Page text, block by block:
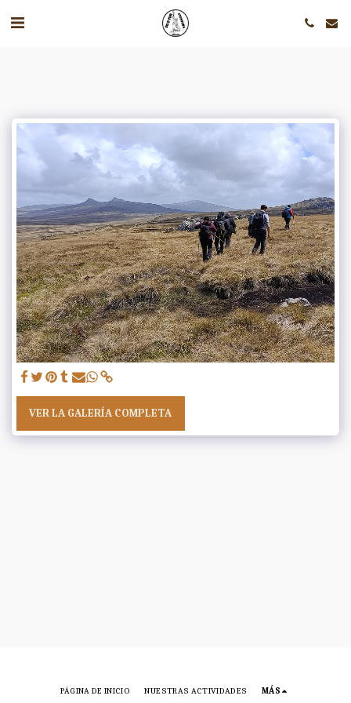
VER LA GALERÍA COMPLETA
PÁGINA DE INICIO NUESTRAS ACTIVIDADES MÁS